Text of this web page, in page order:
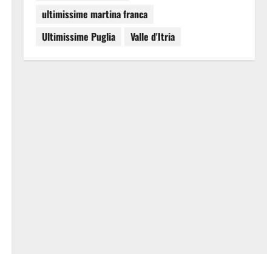
ultimissime martina franca
Ultimissime Puglia
Valle d'Itria